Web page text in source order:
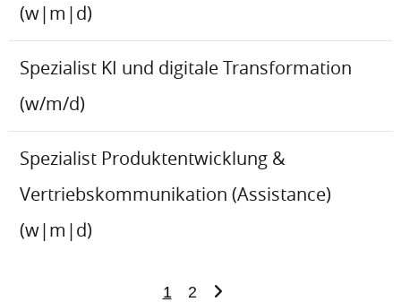
(w|m|d)
Spezialist KI und digitale Transformation
(w/m/d)
Spezialist Produktentwicklung &
Vertriebskommunikation (Assistance)
(w|m|d)
1 2